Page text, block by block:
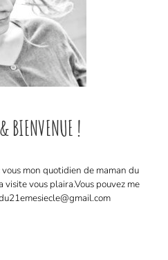
BIENVENUE !
mon quotidien de maman du
vous plaira. ​ Vous pouvez me